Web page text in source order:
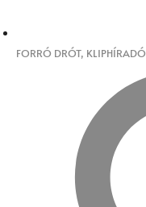
FORRÓ DRÓT, KLIPHÍRADÓ